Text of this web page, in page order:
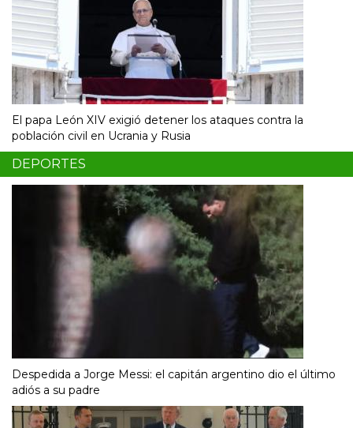
El papa León XIV exigió detener los ataques contra la
población civil en Ucrania y Rusia
DEPORTES
Despedida a Jorge Messi: el capitán argentino dio el último
adiós a su padre